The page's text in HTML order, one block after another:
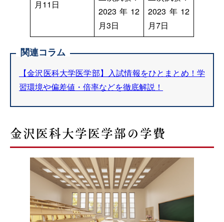
月11日
2023年12
月3日
2023年12
月7日
関連コラム
【金沢医科大学医学部】入試情報をひとまとめ！学
習環境や偏差値・倍率などを徹底解説！
金沢医科大学医学部の学費